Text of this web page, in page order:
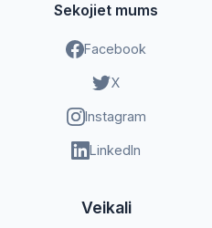
Sekojiet mums
Facebook
X
Instagram
LinkedIn
Veikali